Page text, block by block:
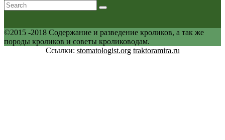
©2015 -2018 Содержание и разведение кроликов, а так же
породы кроликов и советы кролиководам.
Ссылки: stomatologist.org traktoramira.ru